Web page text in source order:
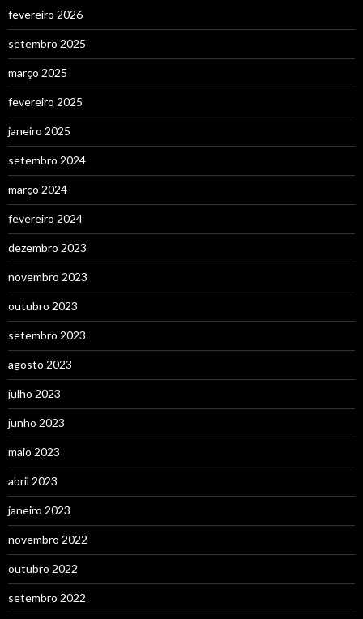
fevereiro 2026
setembro 2025
março 2025
fevereiro 2025
janeiro 2025
setembro 2024
março 2024
fevereiro 2024
dezembro 2023
novembro 2023
outubro 2023
setembro 2023
agosto 2023
julho 2023
junho 2023
maio 2023
abril 2023
janeiro 2023
novembro 2022
outubro 2022
setembro 2022